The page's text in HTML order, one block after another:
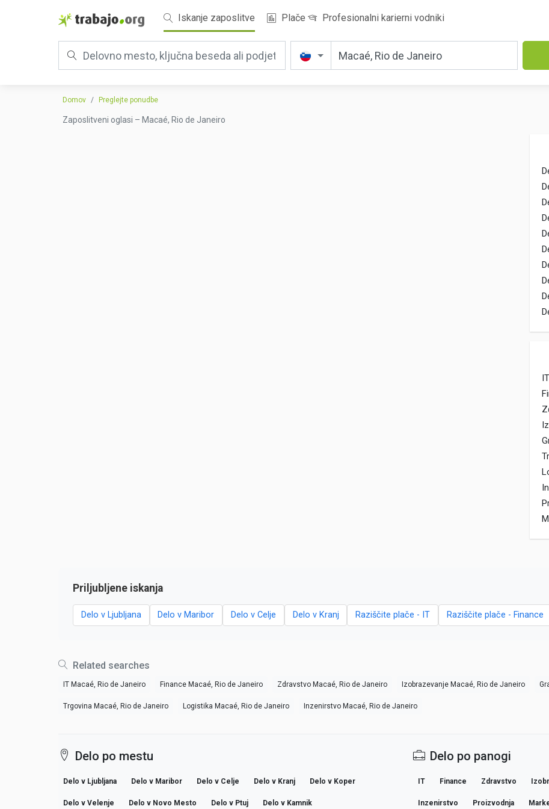
Iskanje zaposlitve Plače Profesionalni karierni vodniki
Domov Preglejte ponudbe
Zaposlitveni oglasi – Macaé, Rio de Janeiro
IT
Priljubljene iskanja
Delo v Ljubljana Delo v Maribor Delo v Celje Delo v Kranj Raziščite plače - IT Raziščite plače - Finance
Related searches
IT Macaé, Rio de Janeiro Finance Macaé, Rio de Janeiro Zdravstvo Macaé, Rio de Janeiro Izobrazevanje Macaé, Rio de Janeiro
Trgovina Macaé, Rio de Janeiro Logistika Macaé, Rio de Janeiro Inzenirstvo Macaé, Rio de Janeiro
Delo po mestu
Delo v Ljubljana Delo v Maribor Delo v Celje Delo v Kranj Delo v Koper
Delo v Velenje Delo v Novo Mesto Delo v Ptuj Delo v Kamnik
Delo po panogi
IT Finance Zdravstvo
Inzenirstvo Proizvodnja